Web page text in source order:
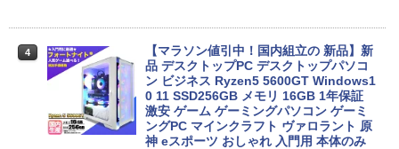
ノートパソコン 中古 パソコン【30日保
証】
￥26,800
4
【マラソン値引中！国内組立の 新品】新
品 デスクトップPC デスクトップパソコ
ン ビジネス Ryzen5 5600GT Windows1
0 11 SSD256GB メモリ 16GB 1年保証
激安 ゲーム ゲーミングパソコン ゲーミ
ングPC マインクラフト ヴァロラント 原
神 eスポーツ おしゃれ 入門用 本体のみ